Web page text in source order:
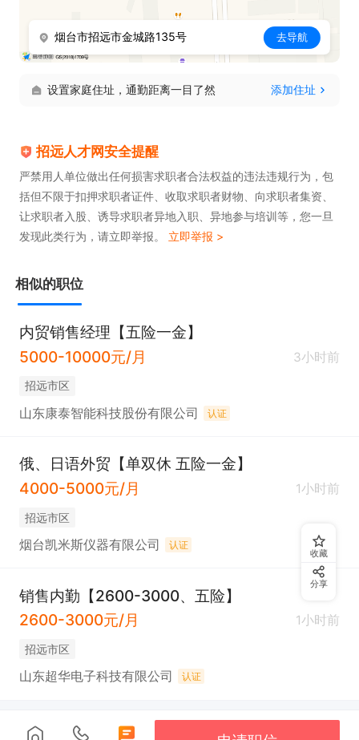
薪资待遇:
休班补贴、年终临时性激励奖以及等；
岗：
     ◆初级报价员 月平均工资3500-6000(扣除五险
后)；
     ◆高级报价员 月平均工资4000-10000(扣除五险
3). 8小时工作制，工作时间为上午8-11:30，下午1:0
0-5:30。
4). 所有假期均为带薪，每月4天休息，年底14天带薪
年假 。
5). 每年2-3次外地团建，聚餐团建，生日及双节都有
员工福利。
7). 异地员工，公司提供租房补贴或加油补贴。
烟台市招远市金城路135号 去导航
设置家庭住址，通勤距离一目了然 添加住址
招远人才网安全提醒
严禁用人单位做出任何损害求职者合法权益的违法违规行为，包
括但不限于扣押求职者证件、收取求职者财物、向求职者集资、
让求职者入股、诱导求职者异地入职、异地参与培训等，您一旦
发现此类行为，请立即举报。 立即举报 >
相似的职位
内贸销售经理【五险一金】
5000-10000元/月
3小时前
招远市区
山东康泰智能科技股份有限公司 认证
俄、日语外贸【单双休 五险一金】
4000-5000元/月
1小时前
招远市区
烟台凯米斯仪器有限公司 认证
销售内勤【2600-3000、五险】
2600-3000元/月
1小时前
招远市区
山东超华电子科技有限公司 认证
收藏
分享